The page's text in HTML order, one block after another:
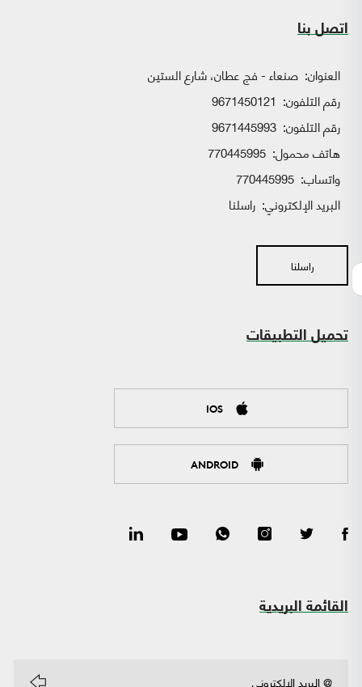
اتصل بنا
العنوان: صنعاء - فج عطان، شارع الستين
رقم التلفون: 9671450121
رقم التلفون: 9671445993
هاتف محمول: 770445995
واتساب:
البريد الإلكتروني: راسلنا
راسلنا
تحميل التطبيقات
IOS
ANDROID
القائمة البريدية